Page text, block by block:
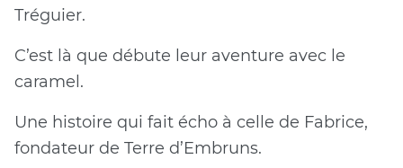
Tréguier.
C’est là que débute leur aventure avec le
caramel.
Une histoire qui fait écho à celle de Fabrice,
fondateur de Terre d’Embruns.